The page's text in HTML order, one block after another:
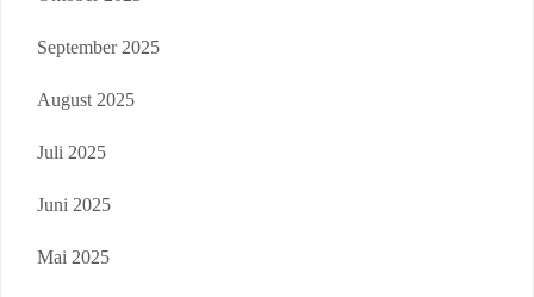
September 2025
August 2025
Juli 2025
Juni 2025
Mai 2025